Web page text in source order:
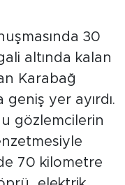
30
altında kalan
Karabağ
yer ayırdı.
gözlemcilerin
70 kilometre